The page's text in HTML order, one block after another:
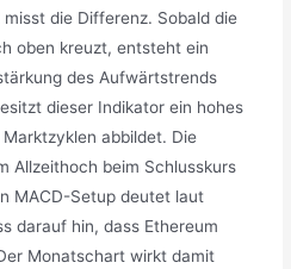
die Differenz. Sobald die
oben kreuzt, entsteht ein
des Aufwärtstrends
dieser Indikator ein hohes
abbildet. Die
Allzeithoch beim Schlusskurs
MACD-Setup deutet laut
darauf hin, dass Ethereum
Monatschart wirkt damit